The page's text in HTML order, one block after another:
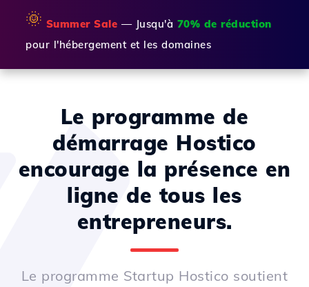
🌞 Summer Sale — Jusqu'à 70% de réduction
pour l'hébergement et les domaines
Le programme de
démarrage Hostico
encourage la présence en
ligne de tous les
entrepreneurs.
Le programme Startup Hostico soutient